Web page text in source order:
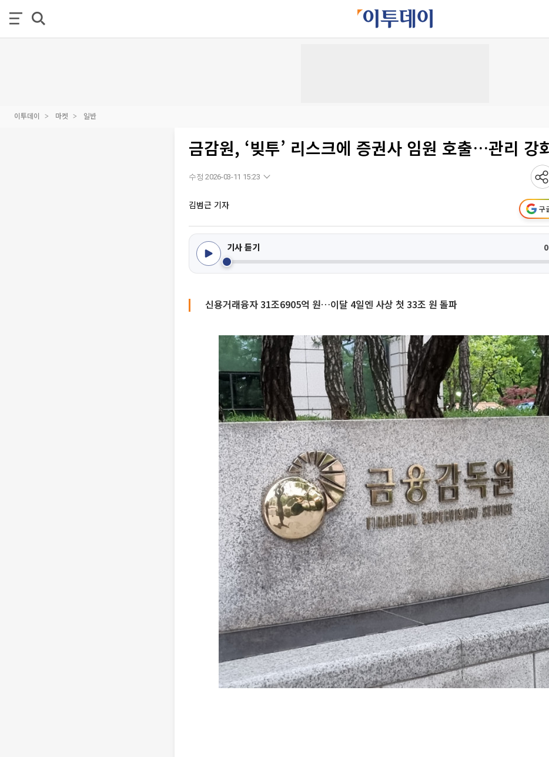
이투데이 마켓 일반
금감원, ‘빚투’ 리스크에 증권사 임원 호출…관리 강
수정 2026-03-11 15:23
김범근 기자 구
기사 듣기
신용거래융자 31조6905억 원…이달 4일엔 사상 첫 33조 원 돌파